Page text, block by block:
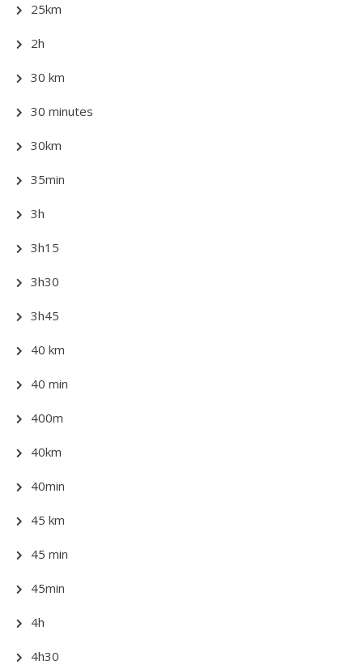
25km
2h
30 km
30 minutes
30km
35min
3h
3h15
3h30
3h45
40 km
40 min
400m
40km
40min
45 km
45 min
45min
4h
4h30